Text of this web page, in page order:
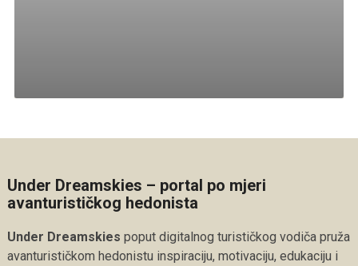
Under Dreamskies – portal po mjeri
avanturističkog hedonista
Under Dreamskies poput digitalnog turističkog vodiča pruža
avanturističkom hedonistu inspiraciju, motivaciju, edukaciju i